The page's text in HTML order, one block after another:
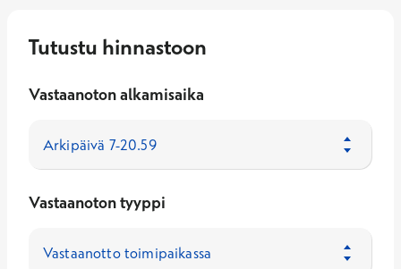
Tutustu hinnastoon
Vastaanoton alkamisaika
Vastaanoton tyyppi